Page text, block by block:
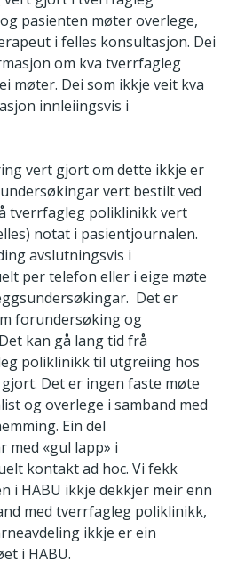
pasienten møter overlege,
i felles konsultasjon. Dei
om kva tverrfagleg
møter. Dei som ikkje veit kva
innleiingsvis i
vert gjort om dette ikkje er
vert bestilt ved
tverrfagleg poliklinikk vert
notat i pasientjournalen.
avslutningsvis i
per telefon eller i eige møte
Det er
forundersøking og
kan gå lang tid frå
poliklinikk til utgreiing hos
Det er ingen faste møte
og overlege i samband med
Ein del
med «gul lapp» i
kontakt ad hoc. Vi fekk
i HABU ikkje dekkjer meir enn
med tverrfagleg poliklinikk,
ikkje er ein
i HABU.